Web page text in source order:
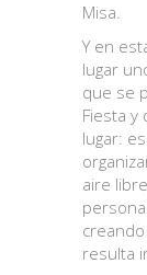
Misa.
Y en
lugar
que se
Fiesta
lugar:
aire
resulta